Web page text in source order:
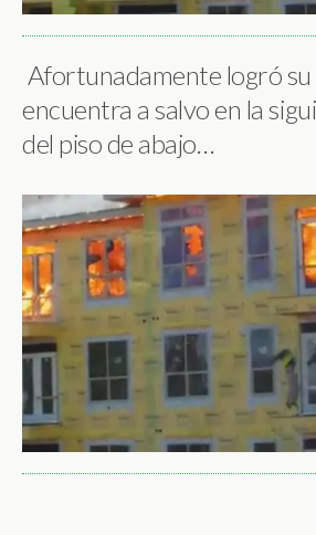
Afortunadamente logró
encuentra a salvo en la
del piso de abajo…